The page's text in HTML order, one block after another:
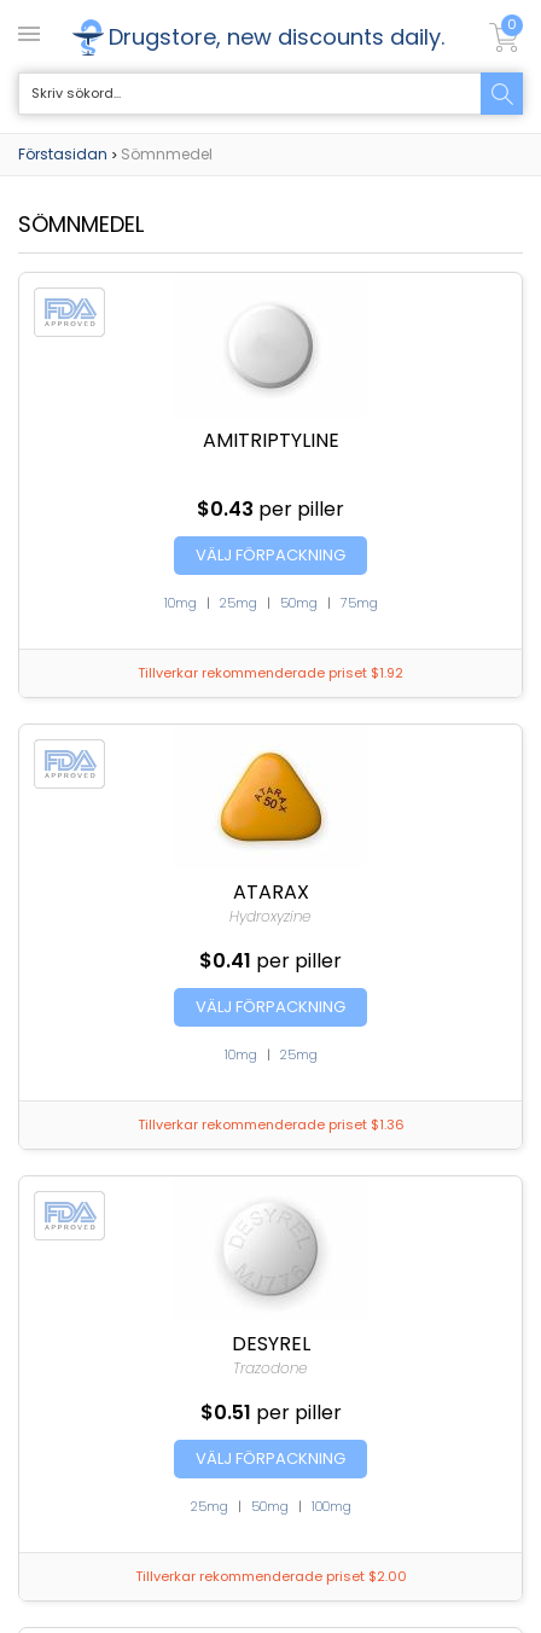
Drugstore, new discounts daily. 0
Förstasidan > Sömnmedel
SÖMNMEDEL
AMITRIPTYLINE
$0.43 per piller
VÄLJ FÖRPACKNING
10mg | 25mg | 50mg | 75mg
Tillverkar rekommenderade priset $1.92
ATARAX
Hydroxyzine
$0.41 per piller
VÄLJ FÖRPACKNING
10mg | 25mg
Tillverkar rekommenderade priset $1.36
DESYREL
Trazodone
$0.51 per piller
VÄLJ FÖRPACKNING
25mg | 50mg | 100mg
Tillverkar rekommenderade priset $2.00